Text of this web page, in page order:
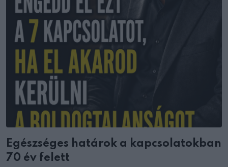
Egészséges határok a kapcsolatokban
70 év felett